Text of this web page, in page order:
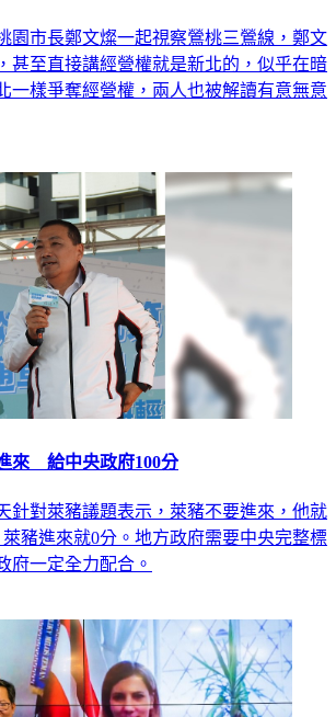
園市長鄭文燦一起視察鶯桃三鶯線，鄭文
甚至直接講經營權就是新北的，似乎在暗
一樣爭奪經營權，兩人也被解讀有意無意
來 給中央政府100分
針對萊豬議題表示，萊豬不要進來，他就
豬進來就0分。地方政府需要中央完整標
府一定全力配合。